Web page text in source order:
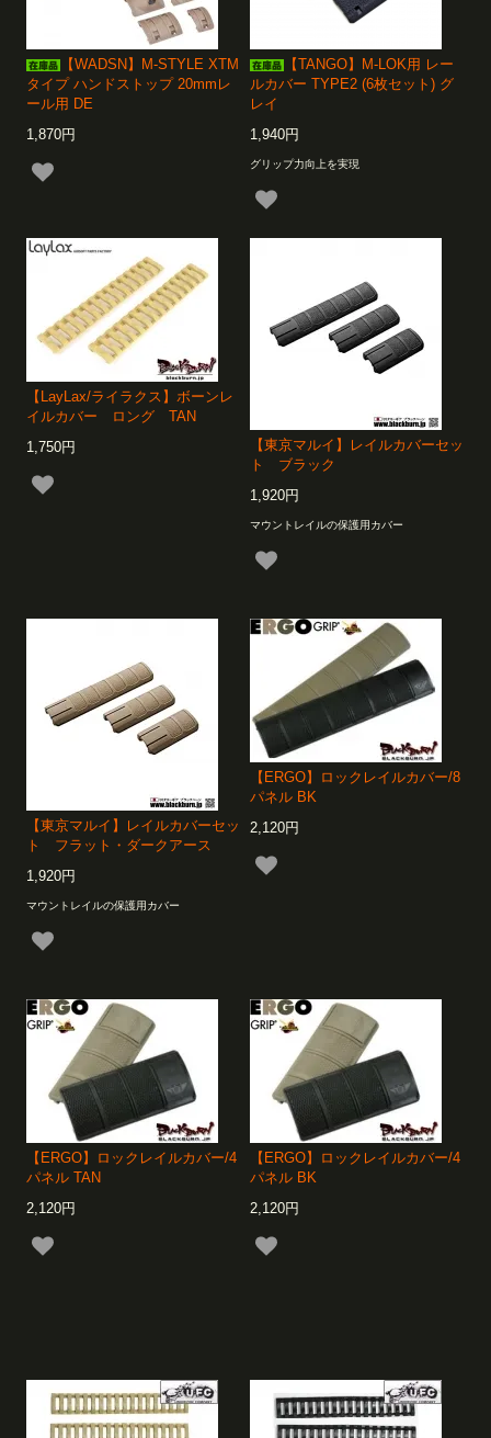
【WADSN】M-STYLE XTM
タイプ ハンドストップ 20mmレ
ール用 DE
1,870円
【TANGO】M-LOK用 レー
ルカバー TYPE2 (6枚セット) グ
レイ
1,940円
グリップ力向上を実現
【LayLax/ライラクス】ボーンレ
イルカバー ロング TAN
1,750円
【東京マルイ】レイルカバーセッ
ト ブラック
1,920円
マウントレイルの保護用カバー
【東京マルイ】レイルカバーセッ
ト フラット・ダークアース
1,920円
マウントレイルの保護用カバー
【ERGO】ロックレイルカバー/8
パネル BK
2,120円
【ERGO】ロックレイルカバー/4
パネル TAN
2,120円
【ERGO】ロックレイルカバー/4
パネル BK
2,120円